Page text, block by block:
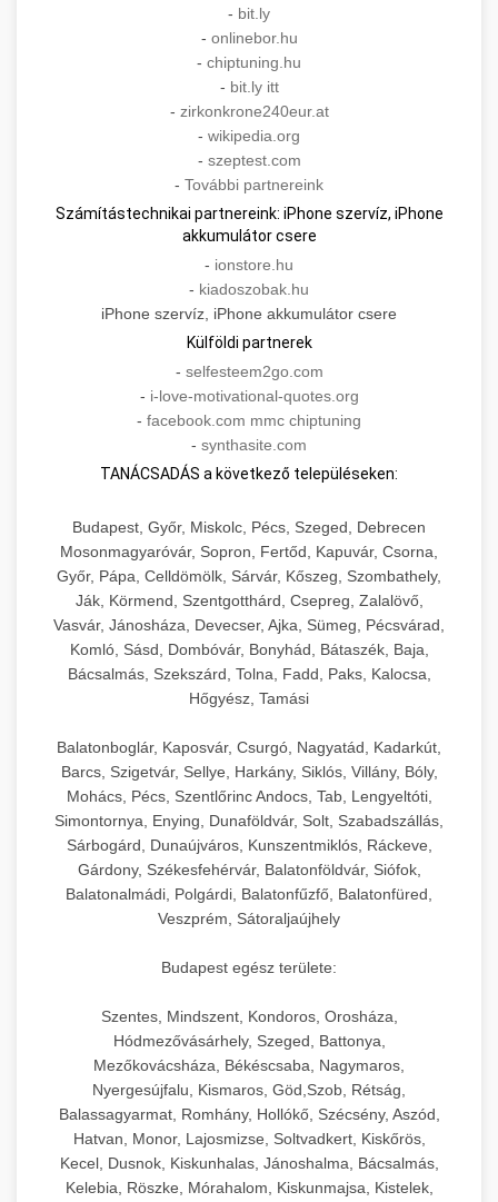
- bit.ly
- onlinebor.hu
- chiptuning.hu
- bit.ly itt
- zirkonkrone240eur.at
- wikipedia.org
- szeptest.com
- További partnereink
Számítástechnikai partnereink: iPhone szervíz, iPhone
akkumulátor csere
- ionstore.hu
- kiadoszobak.hu
iPhone szervíz, iPhone akkumulátor csere
Külföldi partnerek
- selfesteem2go.com
- i-love-motivational-quotes.org
- facebook.com mmc chiptuning
- synthasite.com
TANÁCSADÁS a következő településeken:
Budapest, Győr, Miskolc, Pécs, Szeged, Debrecen
Mosonmagyaróvár, Sopron, Fertőd, Kapuvár, Csorna,
Győr, Pápa, Celldömölk, Sárvár, Kőszeg, Szombathely,
Ják, Körmend, Szentgotthárd, Csepreg, Zalalövő,
Vasvár, Jánosháza, Devecser, Ajka, Sümeg, Pécsvárad,
Komló, Sásd, Dombóvár, Bonyhád, Bátaszék, Baja,
Bácsalmás, Szekszárd, Tolna, Fadd, Paks, Kalocsa,
Hőgyész, Tamási
Balatonboglár, Kaposvár, Csurgó, Nagyatád, Kadarkút,
Barcs, Szigetvár, Sellye, Harkány, Siklós, Villány, Bóly,
Mohács, Pécs, Szentlőrinc Andocs, Tab, Lengyeltóti,
Simontornya, Enying, Dunaföldvár, Solt, Szabadszállás,
Sárbogárd, Dunaújváros, Kunszentmiklós, Ráckeve,
Gárdony, Székesfehérvár, Balatonföldvár, Siófok,
Balatonalmádi, Polgárdi, Balatonfűzfő, Balatonfüred,
Veszprém, Sátoraljaújhely
Budapest egész területe:
Szentes, Mindszent, Kondoros, Orosháza,
Hódmezővásárhely, Szeged, Battonya,
Mezőkovácsháza, Békéscsaba, Nagymaros,
Nyergesújfalu, Kismaros, Göd,Szob, Rétság,
Balassagyarmat, Romhány, Hollókő, Szécsény, Aszód,
Hatvan, Monor, Lajosmizse, Soltvadkert, Kiskőrös,
Kecel, Dusnok, Kiskunhalas, Jánoshalma, Bácsalmás,
Kelebia, Röszke, Mórahalom, Kiskunmajsa, Kistelek,